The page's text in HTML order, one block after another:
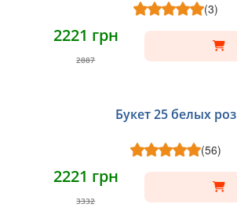
(3)
2221 грн
2887
Букет 25 белых роз
(56)
2221 грн
3332